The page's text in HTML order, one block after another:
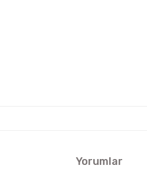
Yorumlar